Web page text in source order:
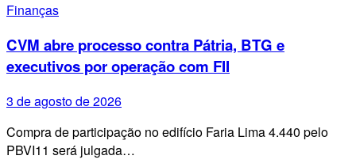
Finanças
CVM abre processo contra Pátria, BTG e
executivos por operação com FII
3 de agosto de 2026
Compra de participação no edifício Faria Lima 4.440 pelo
PBVI11 será julgada…